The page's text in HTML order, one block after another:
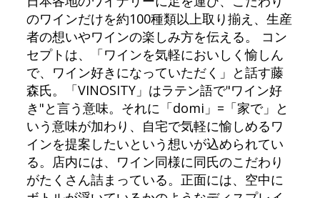
のワインだけを約100種類以上取り揃え、生産
者の想いやワインの楽しみ方を伝える。 コン
セプトは、「ワインを気軽においしく愉しん
で、ワイン好きになっていただく」と話す藤
森氏。「VINOSITY」はラテン語で"ワイン好
き"と言う意味。それに「domi」=「家で」と
いう意味が加わり、自宅で気軽に愉しめるワ
インを提案したいという想いが込められてい
る。店内には、ワイン同様に同氏のこだわり
がたくさん詰まっている。正面には、空中に